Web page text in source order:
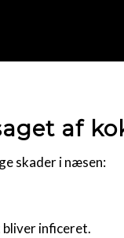
af
skader i næsen:
inficeret.